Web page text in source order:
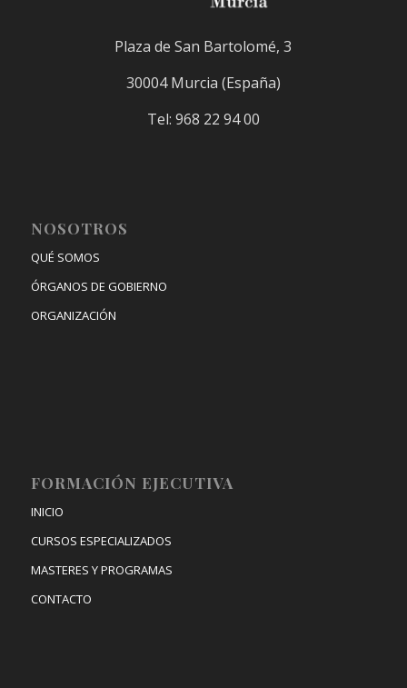
Plaza de San Bartolomé, 3
30004 Murcia (España)
Tel: 968 22 94 00
NOSOTROS
QUÉ SOMOS
ÓRGANOS DE GOBIERNO
ORGANIZACIÓN
FORMACIÓN EJECUTIVA
INICIO
CURSOS ESPECIALIZADOS
MASTERES Y PROGRAMAS
CONTACTO